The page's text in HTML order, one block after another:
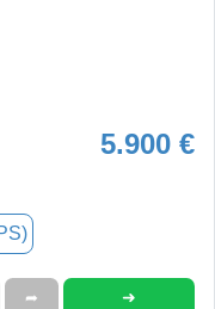
5.900 €
➦ ➜